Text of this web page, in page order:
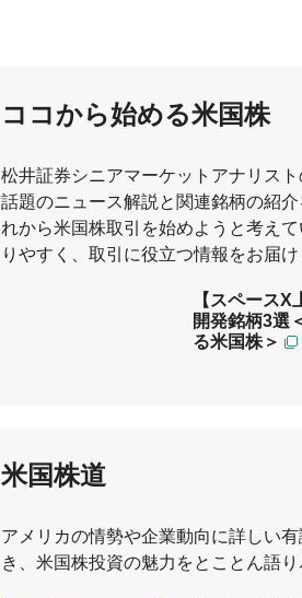
ココから始める米国株
松井証券シニアマーケットアナリスト
話題のニュース解説と関連銘柄の紹介
れから米国株取引を始めようと考え
りやすく、取引に役立つ情報をお届け
【スペース
開発銘柄3選
る米国株＞
米国株道
アメリカの情勢や企業動向に詳しい
き、米国株投資の魅力をとことん語り